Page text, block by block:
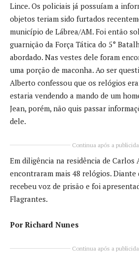
Lince. Os policiais já possuíam a
objetos teriam sido furtados
município de Lábrea/AM. Foi então
guarnição da Força Tática do 5°
abordado. Nas vestes dele foram
uma porção de maconha. Ao ser
Alberto confessou que os relógios
estaria vendendo a mando de um
Jean, porém, não quis passar
dele.
Continua após a
Em diligência na residência de
encontraram mais 48 relógios. Diante
recebeu voz de prisão e foi
Flagrantes.
Por Richard Nunes
Continua após a